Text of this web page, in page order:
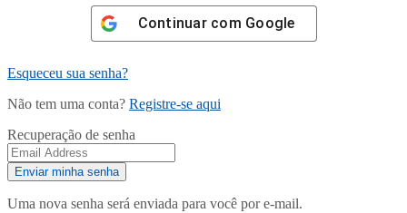
Continuar com Google
Esqueceu sua senha?
Não tem uma conta? Registre-se aqui
Recuperação de senha
Uma nova senha será enviada para você por e-mail.